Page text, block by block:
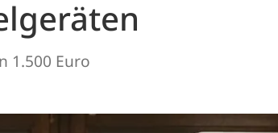
1.500 Euro